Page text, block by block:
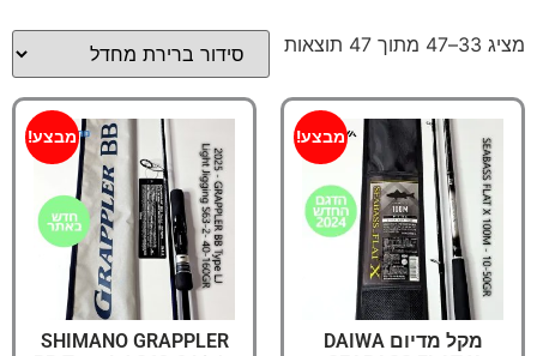
מציג 33–47 מתוך 47 תוצאות
מבצע!
מקל מדיום DAIWA
מבצע!
SHIMANO GRAPPLER